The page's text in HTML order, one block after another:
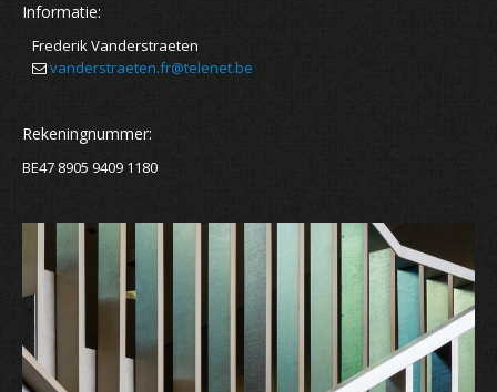
Informatie:
Frederik Vanderstraeten
vanderstraeten.fr@telenet.be
Rekeningnummer:
BE47 8905 9409 1180